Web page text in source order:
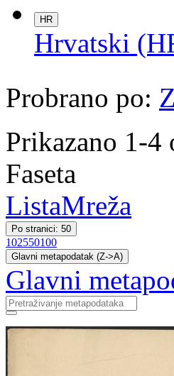
HR
Hrvatski
Probrano po:
Prikazano 1-4
Faseta
ListaMreža
Po stranici: 50
102550100
Glavni metapodatak (Z->A)
Glavni